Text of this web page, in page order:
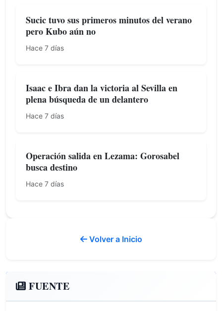
Sucic tuvo sus primeros minutos del verano
pero Kubo aún no
Hace 7 días
Isaac e Ibra dan la victoria al Sevilla en
plena búsqueda de un delantero
Hace 7 días
Operación salida en Lezama: Gorosabel
busca destino
Hace 7 días
Volver a Inicio
FUENTE